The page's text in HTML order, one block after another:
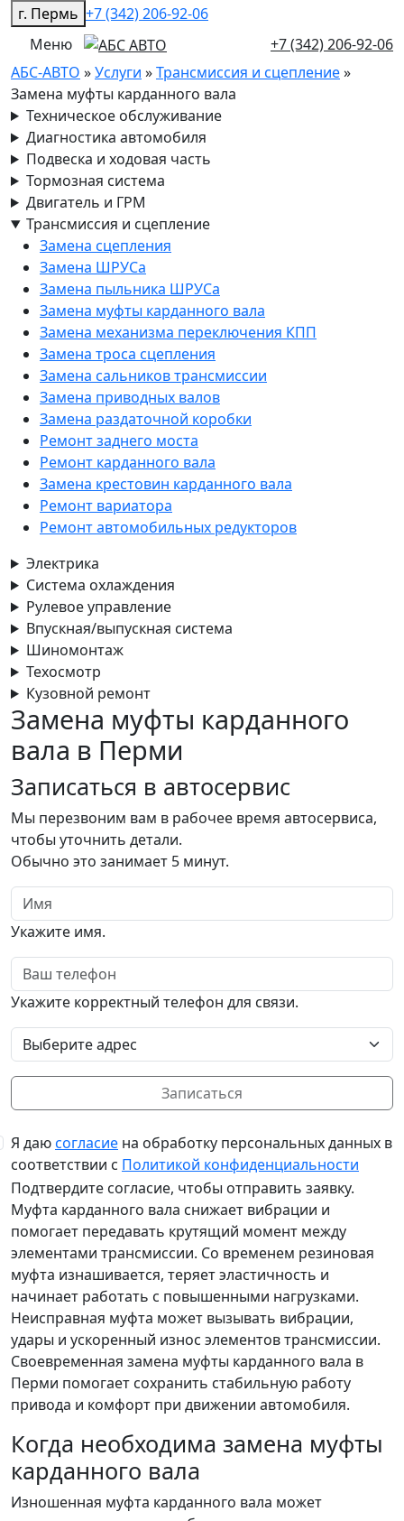
г. Пермь +7 (342) 206-92-06
Меню
+7 (342) 206-92-06
АБС-АВТО »Услуги »Трансмиссия и сцепление»
Замена муфты карданного вала
Техническое обслуживание
Диагностика автомобиля
Подвеска и ходовая часть
Тормозная система
Двигатель и ГРМ
Трансмиссия и сцепление
Замена сцепления
Замена ШРУСа
Замена пыльника ШРУСа
Замена муфты карданного вала
Замена механизма переключения КПП
Замена троса сцепления
Замена сальников трансмиссии
Замена приводных валов
Замена раздаточной коробки
Ремонт заднего моста
Ремонт карданного вала
Замена крестовин карданного вала
Ремонт вариатора
Ремонт автомобильных редукторов
Электрика
Система охлаждения
Рулевое управление
Впускная/выпускная система
Шиномонтаж
Техосмотр
Кузовной ремонт
Замена муфты карданного
вала в Перми
Записаться в автосервис
Мы перезвоним вам в рабочее время автосервиса,
чтобы уточнить детали.
Обычно это занимает 5 минут.
Имя
Укажите имя.
Телефон
Укажите корректный телефон для связи.
Выберите адрес
Записаться
Я даюсогласие на обработку персональных данных в
соответствии с Политикой конфиденциальности
Подтвердите согласие, чтобы отправить заявку.
Муфта карданного вала снижает вибрации и
помогает передавать крутящий момент между
элементами трансмиссии. Со временем резиновая
муфта изнашивается, теряет эластичность и
начинает работать с повышенными нагрузками.
Неисправная муфта может вызывать вибрации,
удары и ускоренный износ элементов трансмиссии.
Своевременная замена муфты карданного вала в
Перми помогает сохранить стабильную работу
привода и комфорт при движении автомобиля.
Когда необходима замена муфты
карданного вала
Изношенная муфта карданного вала может